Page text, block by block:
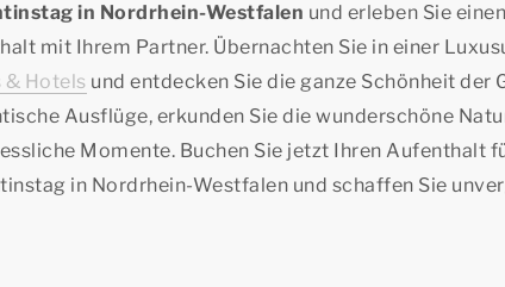
in Nordrhein-Westfalen und erleben Sie einen
mit Ihrem Partner. Übernachten Sie in einer
& Hotels und entdecken Sie die ganze Schönheit der
Ausflüge, erkunden Sie die wunderschöne
Momente. Buchen Sie jetzt Ihren Aufenthalt
in Nordrhein-Westfalen und schaffen Sie